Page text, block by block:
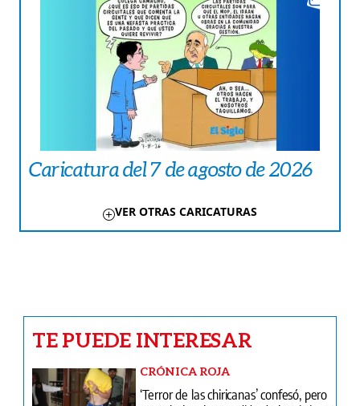
Caricatura del 7 de agosto de 2026
VER OTRAS CARICATURAS
‘Terror de las chiricanas’ confesó, pero
a Anabel no han podido darle cristiana
sepultura
BÉISBOL